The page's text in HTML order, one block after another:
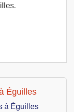
Éguilles
à Éguilles